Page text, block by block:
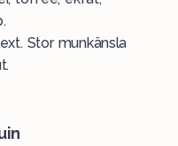
Stor munkänsla